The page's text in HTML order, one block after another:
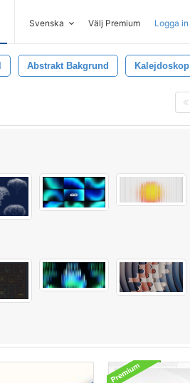
Svenska Välj Premium Logga in
Abstrakt Bakgrund Kalejdoskop